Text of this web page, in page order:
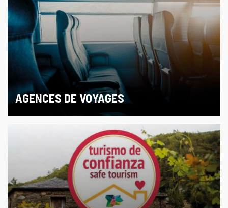
AGENCES DE VOYAGES